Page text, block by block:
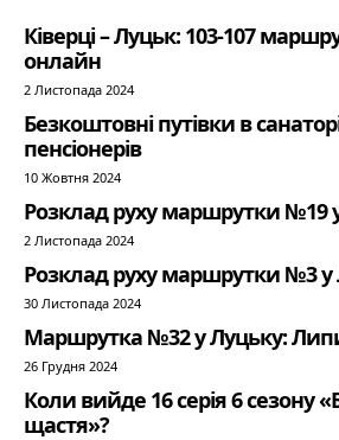
Ківерці – Луцьк: 103-107
онлайн
2 Листопада 2024
Безкоштовні путівки в
пенсіонерів
10 Жовтня 2024
Розклад руху маршрутки №19
2 Листопада 2024
Розклад руху маршрутки №3 у
30 Листопада 2024
Маршрутка №32 у Луцьку:
26 Грудня 2024
Коли вийде 16 серія 6 сезону
щастя»?